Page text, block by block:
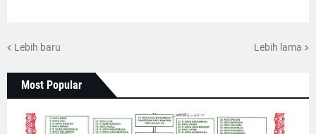
Lebih baru Lebih lama
Most Popular